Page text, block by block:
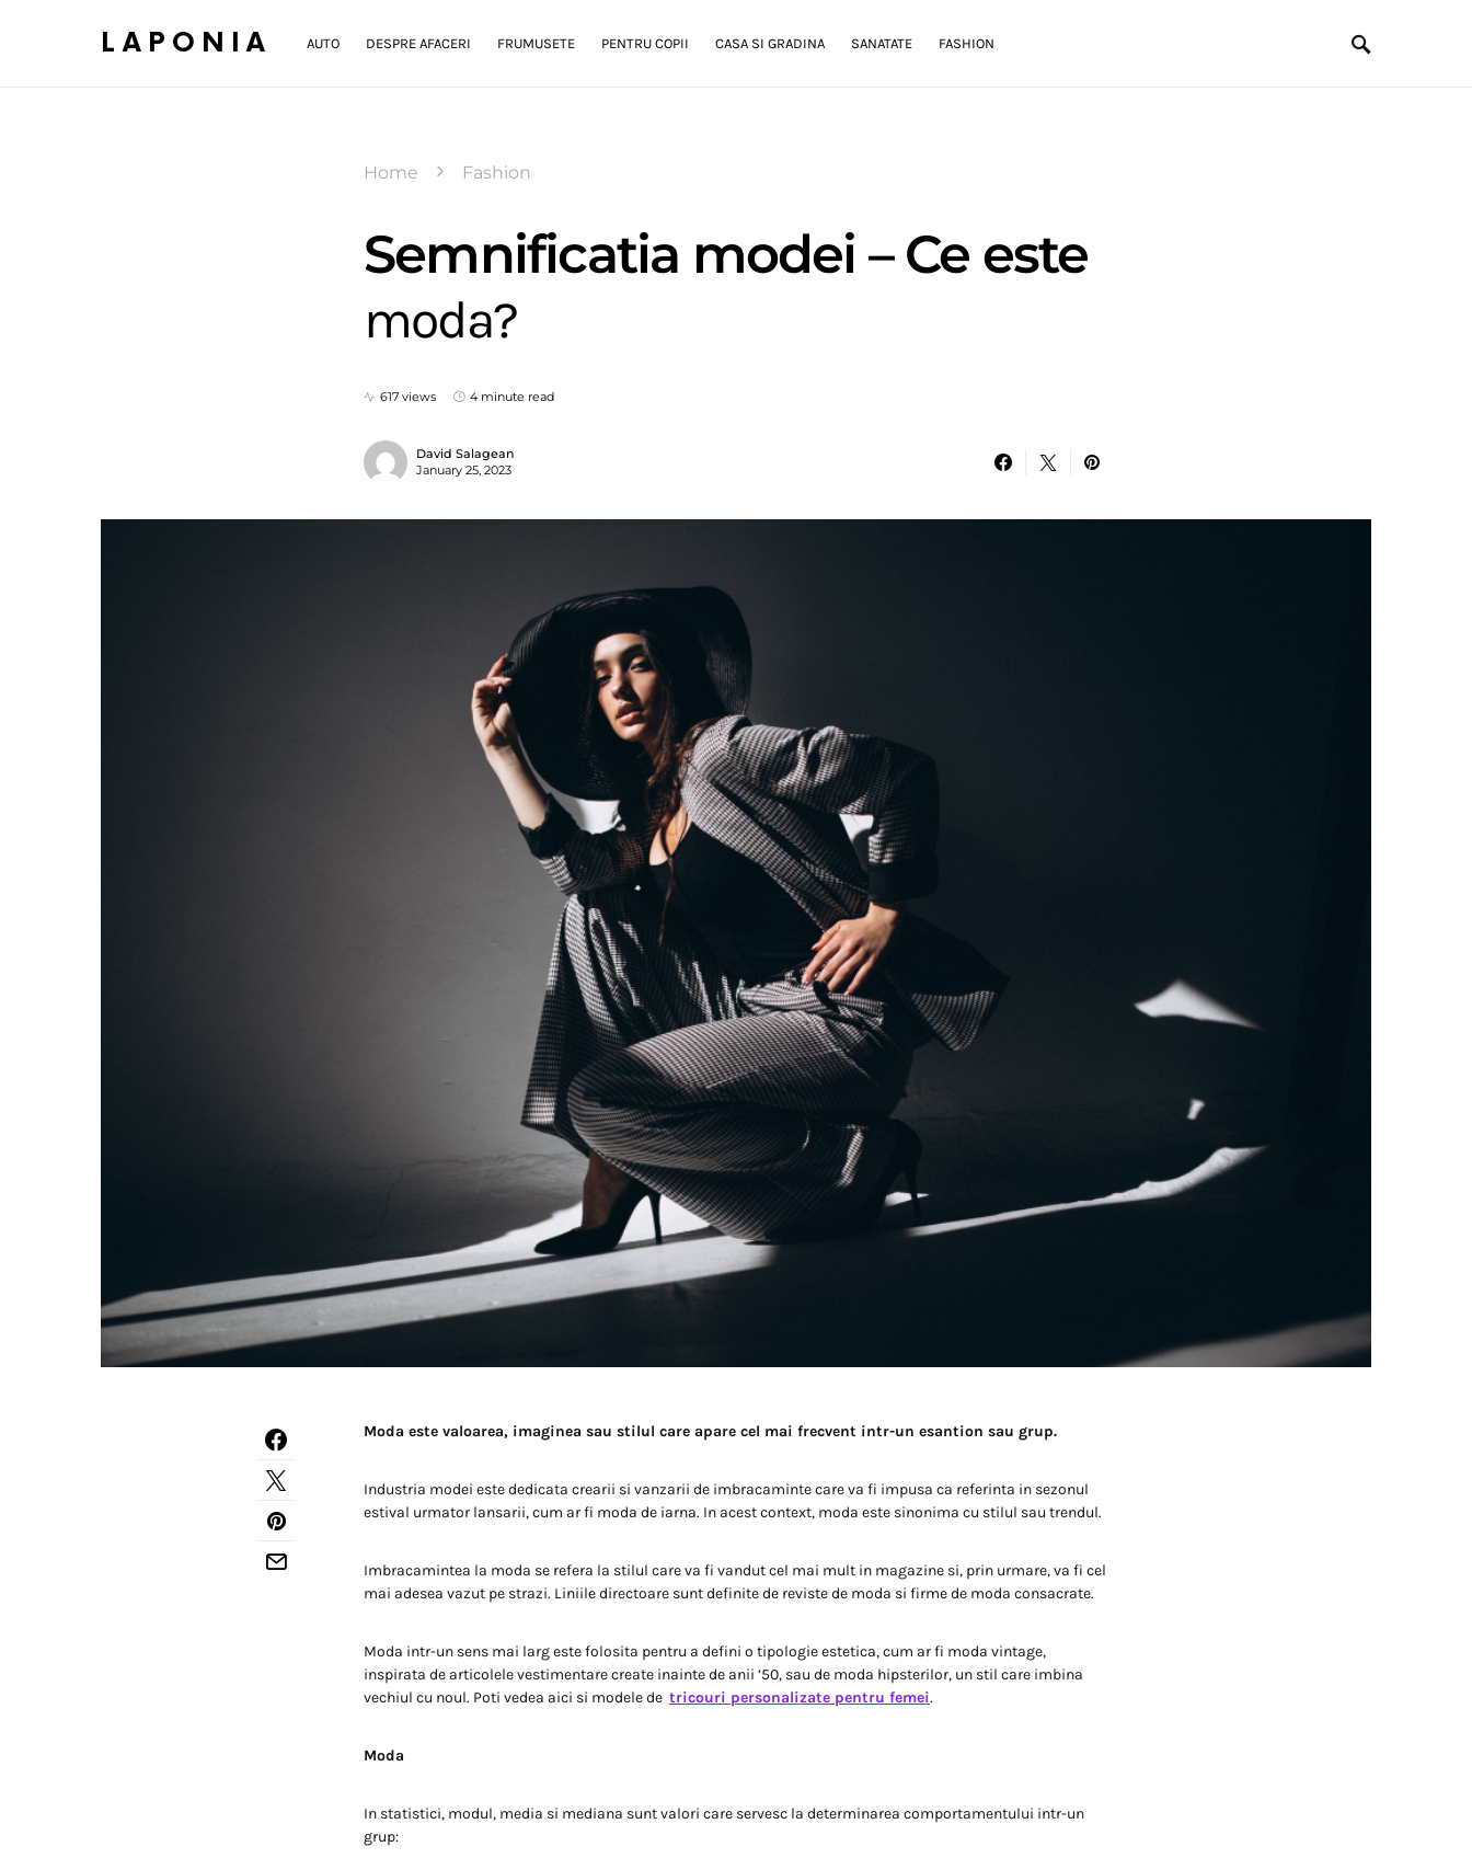
LAPONIA AUTO DESPRE AFACERI FRUMUSETE PENTRU COPII CASA SI GRADINA SANATATE FASHION
Home Fashion
Semnificatia modei – Ce este
moda?
617 views 4 minute read
David Salagean
January 25, 2023
Moda este valoarea, imaginea sau stilul care apare cel mai frecvent intr-un esantion sau grup.
Industria modei este dedicata crearii si vanzarii de imbracaminte care va fi impusa ca referinta in sezonul
estival urmator lansarii, cum ar fi moda de iarna. In acest context, moda este sinonima cu stilul sau trendul.
Imbracamintea la moda se refera la stilul care va fi vandut cel mai mult in magazine si, prin urmare, va fi cel
mai adesea vazut pe strazi. Liniile directoare sunt definite de reviste de moda si firme de moda consacrate.
Moda intr-un sens mai larg este folosita pentru a defini o tipologie estetica, cum ar fi moda vintage,
inspirata de articolele vestimentare create inainte de anii ’50, sau de moda hipsterilor, un stil care imbina
vechiul cu noul. Poti vedea aici si modele de tricouri personalizate pentru femei.
Moda
In statistici, modul, media si mediana sunt valori care servesc la determinarea comportamentului intr-un
grup: